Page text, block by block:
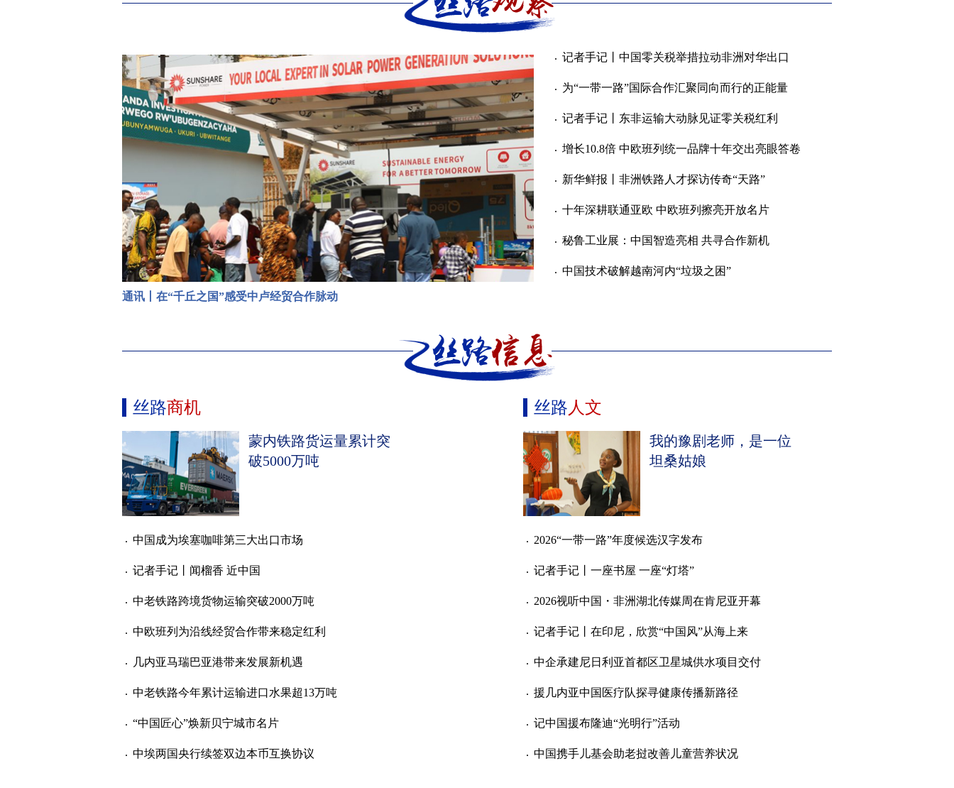
通讯丨在“千丘之国”感受中卢经贸合作脉动
记者手记丨中国零关税举措拉动非洲对华出口
为“一带一路”国际合作汇聚同向而行的正能量
记者手记丨东非运输大动脉见证零关税红利
增长10.8倍 中欧班列统一品牌十年交出亮眼答卷
新华鲜报丨非洲铁路人才探访传奇“天路”
十年深耕联通亚欧 中欧班列擦亮开放名片
秘鲁工业展：中国智造亮相 共寻合作新机
中国技术破解越南河内“垃圾之困”
丝路商机
蒙内铁路货运量累计突
破5000万吨
中国成为埃塞咖啡第三大出口市场
记者手记丨闻榴香 近中国
中老铁路跨境货物运输突破2000万吨
中欧班列为沿线经贸合作带来稳定红利
几内亚马瑞巴亚港带来发展新机遇
中老铁路今年累计运输进口水果超13万吨
“中国匠心”焕新贝宁城市名片
中埃两国央行续签双边本币互换协议
丝路 人文
我的豫剧老师，是一位
坦桑姑娘
2026“一带一路”年度候选汉字发布
记者手记丨一座书屋 一座“灯塔”
2026视听中国・非洲湖北传媒周在肯尼亚开幕
记者手记丨在印尼，欣赏“中国风”从海上来
中企承建尼日利亚首都区卫星城供水项目交付
援几内亚中国医疗队探寻健康传播新路径
记中国援布隆迪“光明行”活动
中国携手儿基会助老挝改善儿童营养状况